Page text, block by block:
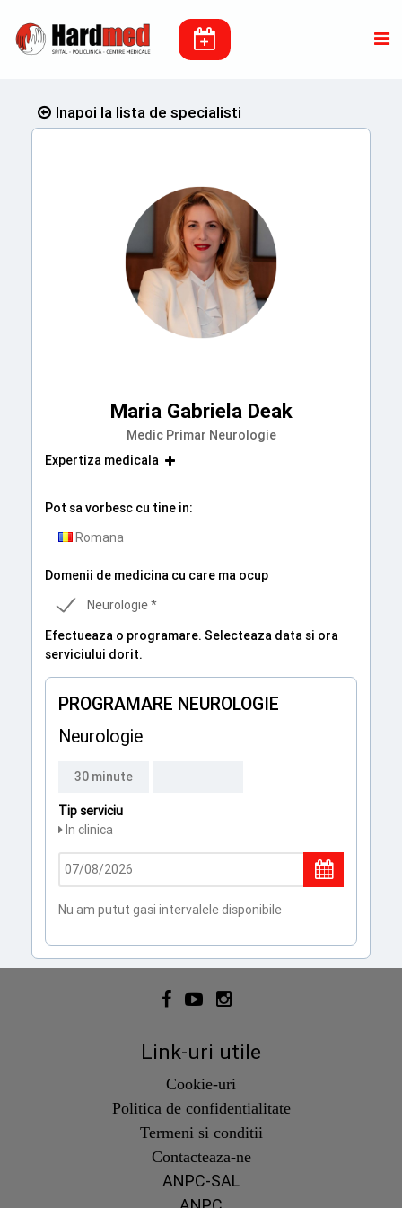
Inapoi la lista de specialisti
Maria Gabriela Deak
Medic Primar Neurologie
Expertiza medicala
Pot sa vorbesc cu tine in:
Romana
Domenii de medicina cu care ma ocup
Neurologie *
Efectueaza o programare. Selecteaza data si ora
serviciului dorit.
PROGRAMARE NEUROLOGIE
Neurologie
30 minute
Tip serviciu
In clinica
Nu am putut gasi intervalele disponibile
Link-uri utile
Cookie-uri
Politica de confidentialitate
Termeni si conditii
Contacteaza-ne
ANPC-SAL